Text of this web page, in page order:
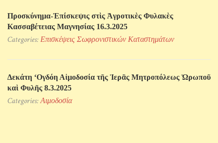
Προσκύνηµα-Ἐπίσκεψις στὶς Ἀγροτικὲς Φυλακὲς
Κασσαβέτειας Μαγνησίας 16.3.2025
Categories: Επισκέψεις Σωφρονιστικών Kαταστημάτων
Δεκάτη ‘Ογδόη Αἱμοδοσία τῆς Ἱερᾶς Μητροπόλεως Ὠρωποῦ
καὶ Φυλῆς 8.3.2025
Categories:Αιμοδοσία